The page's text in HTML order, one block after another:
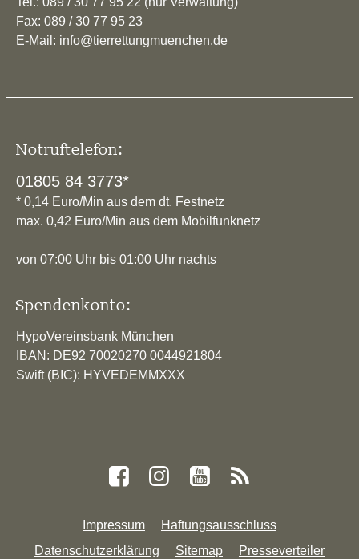
Fax: 089 / 30 77 95 23
E-Mail: info@tierrettungmuenchen.de
Notruftelefon:
01805 84 3773*
* 0,14 Euro/Min aus dem dt. Festnetz
max. 0,42 Euro/Min aus dem Mobilfunknetz
von 07:00 Uhr bis 01:00 Uhr nachts
Spendenkonto:
HypoVereinsbank München
IBAN: DE92 70020270 0044921804
Swift (BIC): HYVEDEMMXXX
Impressum
Haftungsausschluss
Datenschutzerklärung
Sitemap Presseverteiler